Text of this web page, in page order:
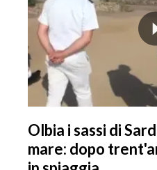
Olbia i sassi di
mare: dopo